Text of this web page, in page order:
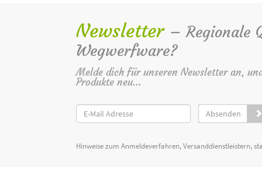
Newsletter – Regionale
Wegwerfware?
Melde dich für unseren Newsletter an,
Produkte neu...
Absenden
Hinweise zum Anmeldeverfahren, Versanddienstleistern,